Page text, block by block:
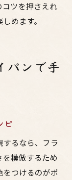
ツを押さえれ
めます。
パンで手
ピ
るなら、フラ
模倣するため
つけるのがポ